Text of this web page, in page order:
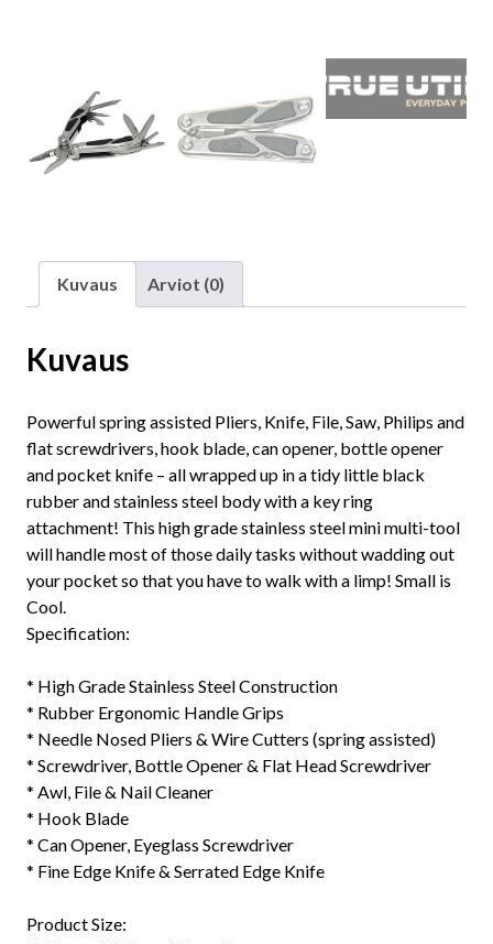
Kuvaus Arviot (0)
Kuvaus
Powerful spring assisted Pliers, Knife, File, Saw, Philips and
flat screwdrivers, hook blade, can opener, bottle opener
and pocket knife – all wrapped up in a tidy little black
rubber and stainless steel body with a key ring
attachment! This high grade stainless steel mini multi-tool
will handle most of those daily tasks without wadding out
your pocket so that you have to walk with a limp! Small is
Cool.
Specification:
* High Grade Stainless Steel Construction
* Rubber Ergonomic Handle Grips
* Needle Nosed Pliers & Wire Cutters (spring assisted)
* Screwdriver, Bottle Opener & Flat Head Screwdriver
* Awl, File & Nail Cleaner
* Hook Blade
* Can Opener, Eyeglass Screwdriver
* Fine Edge Knife & Serrated Edge Knife
Product Size: